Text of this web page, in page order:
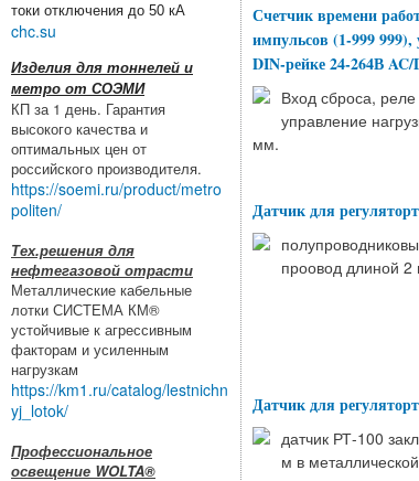
токи отключения до 50 кА
chc.su
Изделия для тоннелей и
метро от СОЭМИ
КП за 1 день. Гарантия
высокого качества и
оптимальных цен от
российского производителя.
https://soemi.ru/product/metro
politen/
Тех.решения для
нефтегазовой отрасти
Металлические кабельные
лотки СИСТЕМА КМ®
устойчивые к агрессивным
факторам и усиленным
нагрузкам
https://km1.ru/catalog/lestnichn
yj_lotok/
Профессиональное
освещение WOLTA®
Счетчик времени
импульсов (1-999
DIN-рейке 24-264В
Вход сброса,
управление
мм.
Датчик для
проовод длиной 2
Датчик для
датчик РТ-100
м в